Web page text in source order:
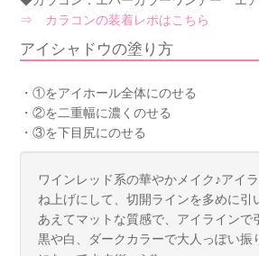
⇒ カラコンの装着レポはこちら
アイシャドウの塗り方
・①をアイホール全体にのせる
・②を二重幅に濃くのせる
・③を下目尻にのせる
ワインレッド系の華やかメイク♪アイ
ね上げにして、切開ラインを多めに引
あえてマットな質感で、アイラインで
黒や白、ダークカラーで大人っぽい振